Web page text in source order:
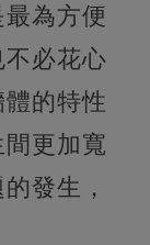
為方便
必花心
的特性
更加寬
發生，